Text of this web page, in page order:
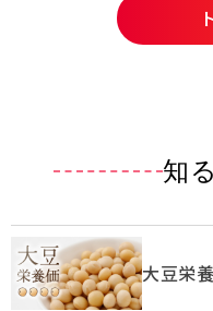
知
大豆栄